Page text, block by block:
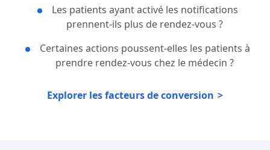
Les patients ayant activé les notifications
prennent-ils plus de rendez-vous ?
Certaines actions poussent-elles les patients à
prendre rendez-vous chez le médecin ?
Explorer les facteurs de conversion